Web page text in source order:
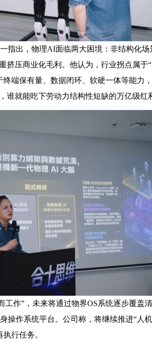
指出，物理AI面临两大困境：非结构化场
挤压商业化毛利。他认为，行业拐点属于
端保有量、数据闭环、软硬一体等能力
谁就能吃下劳动力结构性短缺的万亿级红
作”，未来将通过物界OS系统逐步覆盖清
操作系统平台。公司称，将继续推进“人
行任务。